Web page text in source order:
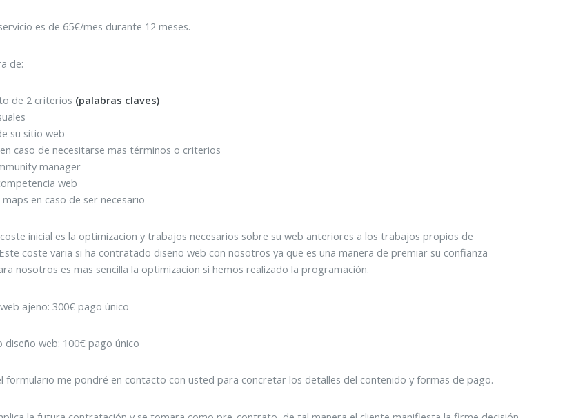
es de 65€/mes durante 12 meses.
de:
de 2 criterios (palabras claves)
su sitio web
caso de necesitarse mas términos o criterios
manager
web
en caso de ser necesario
coste inicial es la optimizacion y trabajos necesarios sobre su web anteriores a los trabajos propios de
coste varia si ha contratado diseño web con nosotros ya que es una manera de premiar su confianza
nosotros es mas sencilla la optimizacion si hemos realizado la programación.
ajeno: 300€ pago único
diseño web: 100€ pago único
formulario me pondré en contacto con usted para concretar los detalles del contenido y formas de pago.